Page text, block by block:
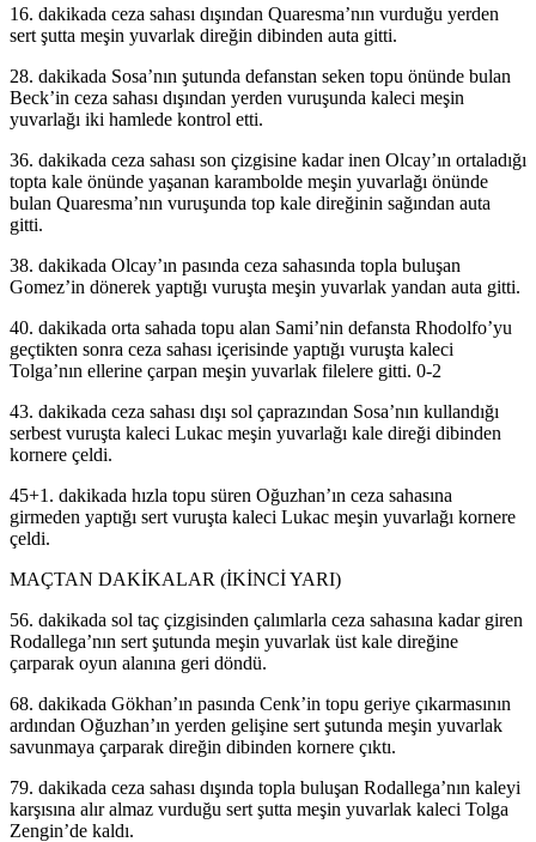
16. dakikada ceza sahası dışından Quaresma’nın vurduğu yerden
sert şutta meşin yuvarlak direğin dibinden auta gitti.
28. dakikada Sosa’nın şutunda defanstan seken topu önünde bulan
Beck’in ceza sahası dışından yerden vuruşunda kaleci meşin
yuvarlağı iki hamlede kontrol etti.
36. dakikada ceza sahası son çizgisine kadar inen Olcay’ın ortaladığı
topta kale önünde yaşanan karambolde meşin yuvarlağı önünde
bulan Quaresma’nın vuruşunda top kale direğinin sağından auta
gitti.
38. dakikada Olcay’ın pasında ceza sahasında topla buluşan
Gomez’in dönerek yaptığı vuruşta meşin yuvarlak yandan auta gitti.
40. dakikada orta sahada topu alan Sami’nin defansta Rhodolfo’yu
geçtikten sonra ceza sahası içerisinde yaptığı vuruşta kaleci
Tolga’nın ellerine çarpan meşin yuvarlak filelere gitti. 0-2
43. dakikada ceza sahası dışı sol çaprazından Sosa’nın kullandığı
serbest vuruşta kaleci Lukac meşin yuvarlağı kale direği dibinden
kornere çeldi.
45+1. dakikada hızla topu süren Oğuzhan’ın ceza sahasına
girmeden yaptığı sert vuruşta kaleci Lukac meşin yuvarlağı kornere
çeldi.
MAÇTAN DAKİKALAR (İKİNCİ YARI)
56. dakikada sol taç çizgisinden çalımlarla ceza sahasına kadar giren
Rodallega’nın sert şutunda meşin yuvarlak üst kale direğine
çarparak oyun alanına geri döndü.
68. dakikada Gökhan’ın pasında Cenk’in topu geriye çıkarmasının
ardından Oğuzhan’ın yerden gelişine sert şutunda meşin yuvarlak
savunmaya çarparak direğin dibinden kornere çıktı.
79. dakikada ceza sahası dışında topla buluşan Rodallega’nın kaleyi
karşısına alır almaz vurduğu sert şutta meşin yuvarlak kaleci Tolga
Zengin’de kaldı.